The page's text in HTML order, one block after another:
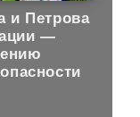
и Петрова
—